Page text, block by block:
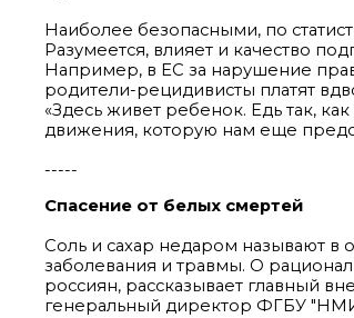
Наиболее безопасными, по
Разумеется, влияет и качество
Например, в ЕС за нарушение
родители-рецидивисты платят
«Здесь живет ребенок. Едь так,
движения, которую нам еще
-----
Спасение от белых смертей
Соль и сахар недаром называют
заболевания и травмы. О
россиян, рассказывает главный
генеральный директор ФГБУ